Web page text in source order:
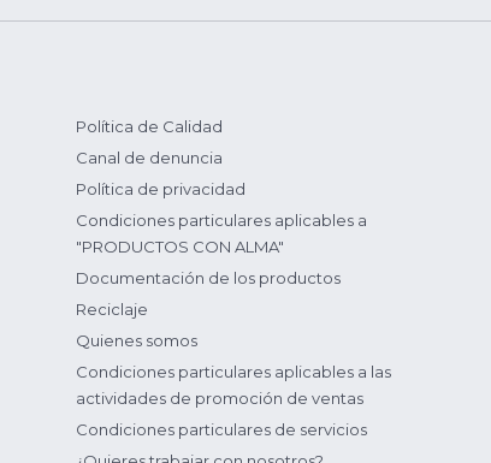
Política de Calidad
Canal de denuncia
Política de privacidad
Condiciones particulares aplicables a
"PRODUCTOS CON ALMA"
Documentación de los productos
Reciclaje
Quienes somos
Condiciones particulares aplicables a las
actividades de promoción de ventas
Condiciones particulares de servicios